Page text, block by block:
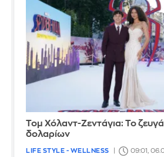
Τομ Χόλαντ-Ζεντάγια: Το
δολαρίων
LIFE STYLE - WELLNESS 09:01,